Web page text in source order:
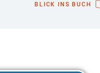
BLICK INS BUCH